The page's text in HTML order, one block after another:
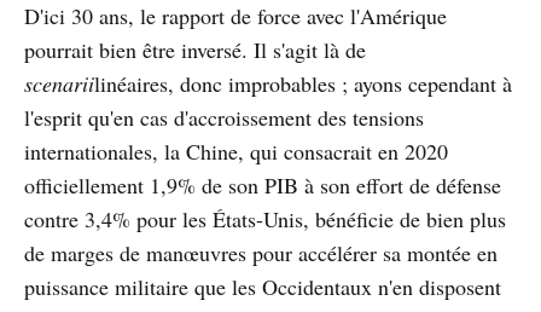
D'ici 30 ans, le rapport de force avec l'Amérique
pourrait bien être inversé. Il s'agit là de
scenariilinéaires, donc improbables ; ayons cependant à
l'esprit qu'en cas d'accroissement des tensions
internationales, la Chine, qui consacrait en 2020
officiellement 1,9% de son PIB à son effort de défense
contre 3,4% pour les États-Unis, bénéficie de bien plus
de marges de manœuvres pour accélérer sa montée en
puissance militaire que les Occidentaux n'en disposent